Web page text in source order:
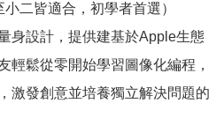
二皆適合，初學者首選）
身設計，提供建基於Apple生態
輕鬆從零開始學習圖像化編程，
激發創意並培養獨立解決問題的